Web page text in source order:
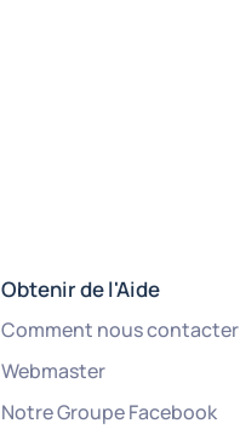
Obtenir de l'Aide
Comment nous contacter
Webmaster
Notre Groupe Facebook